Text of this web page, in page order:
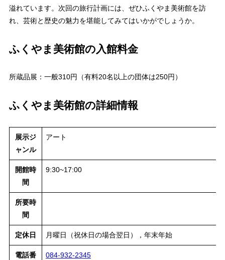
溢れています。次回の旅行計画には、ぜひふくやま美術館を訪
れ、芸術と歴史の魅力を堪能してみてはいかがでしょうか。
ふくやま美術館の入館料金
所蔵品展：一般310円（有料20名以上の団体は250円）
ふくやま美術館の詳細情報
展示ジ
ャンル
アート
開館時
間
9:30~17:00
所要時
間
定休日 月曜日（祝休日の場合翌日），年末年始
電話番 084-932-2345